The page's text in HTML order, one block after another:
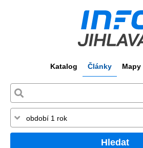
Katalog Články Mapy
Hledat